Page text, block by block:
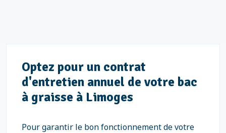
Optez pour un contrat
d'entretien annuel de votre bac
à graisse à Limoges
Pour garantir le bon fonctionnement de votre